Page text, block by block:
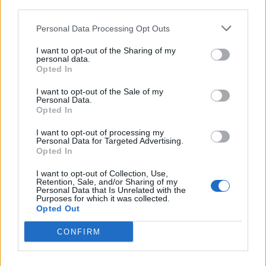
Personal Data Processing Opt Outs
I want to opt-out of the Sharing of my
personal data.
Opted In
I want to opt-out of the Sale of my
Personal Data.
Opted In
I want to opt-out of processing my
Personal Data for Targeted Advertising.
Opted In
I want to opt-out of Collection, Use,
Retention, Sale, and/or Sharing of my
Personal Data that Is Unrelated with the
Purposes for which it was collected.
Opted Out
CONFIRM
βιογραφικό τραγουδιστής
ΡΟΗ ΕΙΔΗΣΕΩΝ
Σταματίνα Τσιμτσιλή: «Πρέπει να
ψάχνουν οι τηλεθεατές»
Αντώνιος και Κλεοπάτρα: Αυτοτελή